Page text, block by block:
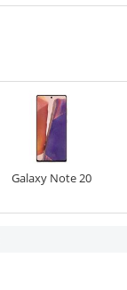
Galaxy Note 20